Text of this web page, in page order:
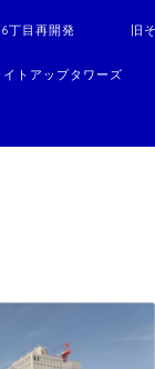
丁目再開発 旧
イトアップタワーズ